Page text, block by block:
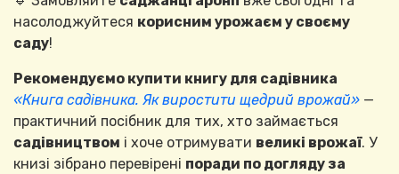
насолоджуйтеся корисним урожаєм у своєму
саду!
Рекомендуємо купити книгу для садівника
«Книга садівника. Як виростити щедрий врожай» —
практичний посібник для тих, хто займається
садівництвом і хоче отримувати великі врожаї. У
книзі зібрано перевірені поради по догляду за